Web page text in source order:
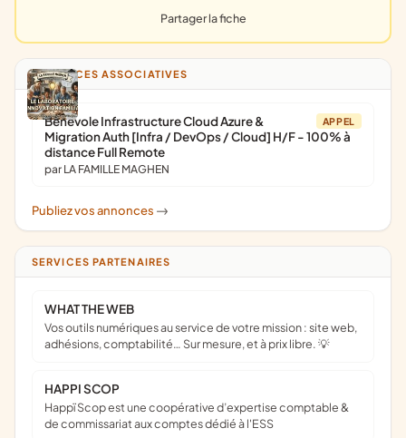
Partager la fiche
ANNONCES ASSOCIATIVES
APPEL
Bénévole Infrastructure Cloud Azure &
Migration Auth [Infra / DevOps / Cloud] H/F - 100% à
distance Full Remote
par LA FAMILLE MAGHEN
Publiez vos annonces ->
SERVICES PARTENAIRES
WHAT THE WEB
Vos outils numériques au service de votre mission : site web,
adhésions, comptabilité… Sur mesure, et à prix libre. 💡
HAPPI SCOP
Happï Scop est une coopérative d’expertise comptable &
de commissariat aux comptes dédié à l'ESS